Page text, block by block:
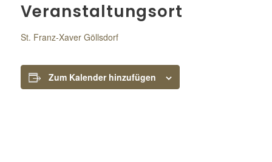
Veranstaltungsort
St. Franz-Xaver Göllsdorf
Zum Kalender hinzufügen